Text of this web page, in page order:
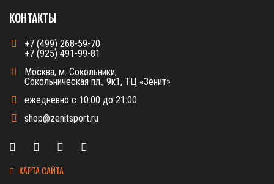
КОНТАКТЫ
+7 (499) 268-59-70
+7 (925) 491-99-81
Москва, м. Сокольники,
Сокольническая пл., 9к1, ТЦ «Зенит»
ежедневно с 10:00 до 21:00
shop@zenitsport.ru
КАРТА САЙТА